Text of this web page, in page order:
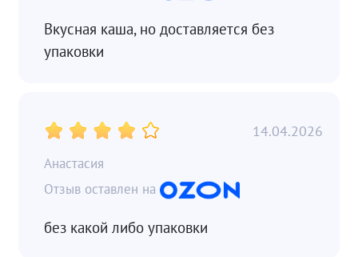
Вкусная каша, но доставляется без
упаковки
Анастасия
14.04.2026
без какой либо упаковки